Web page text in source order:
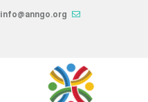
info@anngo.org